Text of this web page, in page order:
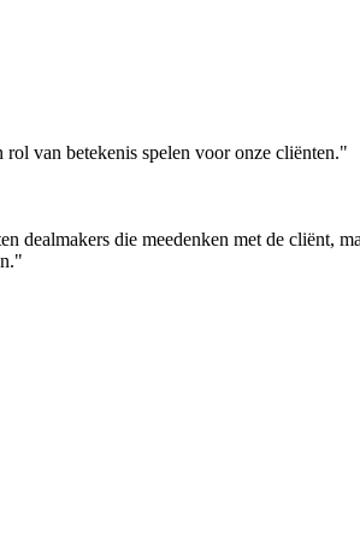
van betekenis spelen voor onze cliënten."
dealmakers die meedenken met de cliënt,